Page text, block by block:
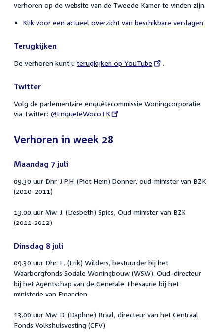
verhoren op de website van de Tweede Kamer te vinden zijn.
Klik voor een actueel overzicht van beschikbare verslagen.
Terugkijken
De verhoren kunt u External
terugkijken op YouTube .
Twitter
Volg de parlementaire enquêtecommissie Woningcorporatie
via Twitter: External
@EnqueteWocoTK
Verhoren in week 28
Maandag 7 juli
09.30 uur Dhr. J.P.H. (Piet Hein) Donner, oud-minister van BZK
(2010-2011)
13.00 uur Mw. J. (Liesbeth) Spies, Oud-minister van BZK
(2011-2012)
Dinsdag 8 juli
09.30 uur Dhr. E. (Erik) Wilders, bestuurder bij het
Waarborgfonds Sociale Woningbouw (WSW). Oud-directeur
bij het Agentschap van de Generale Thesaurie bij het
ministerie van Financiën.
13.00 uur Mw. D. (Daphne) Braal, directeur van het Centraal
Fonds Volkshuisvesting (CFV)